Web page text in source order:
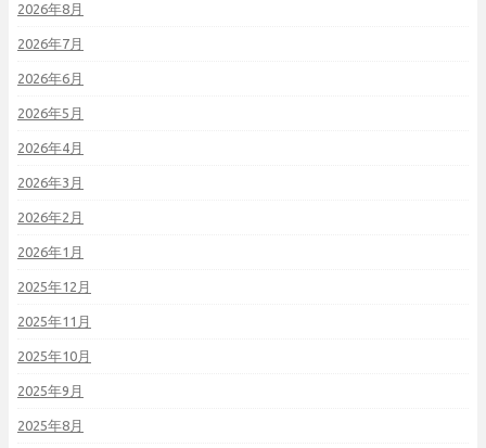
2026年8月
2026年7月
2026年6月
2026年5月
2026年4月
2026年3月
2026年2月
2026年1月
2025年12月
2025年11月
2025年10月
2025年9月
2025年8月